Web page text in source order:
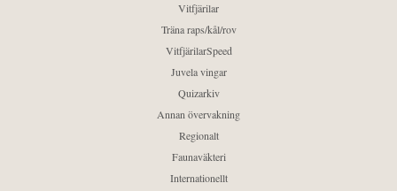
Vitfjärilar
Träna raps/kål/rov
VitfjärilarSpeed
Juvela vingar
Quizarkiv
Annan övervakning
Regionalt
Faunaväkteri
Internationellt